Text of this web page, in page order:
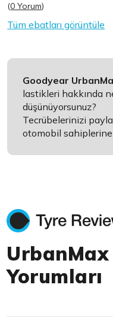
(0 Yorum)
Tüm ebatları görüntüle
Goodyear
lastikleri hakkında
düşünüyorsunuz?
Tecrübelerinizi
otomobil sahiplerine
Yorumları